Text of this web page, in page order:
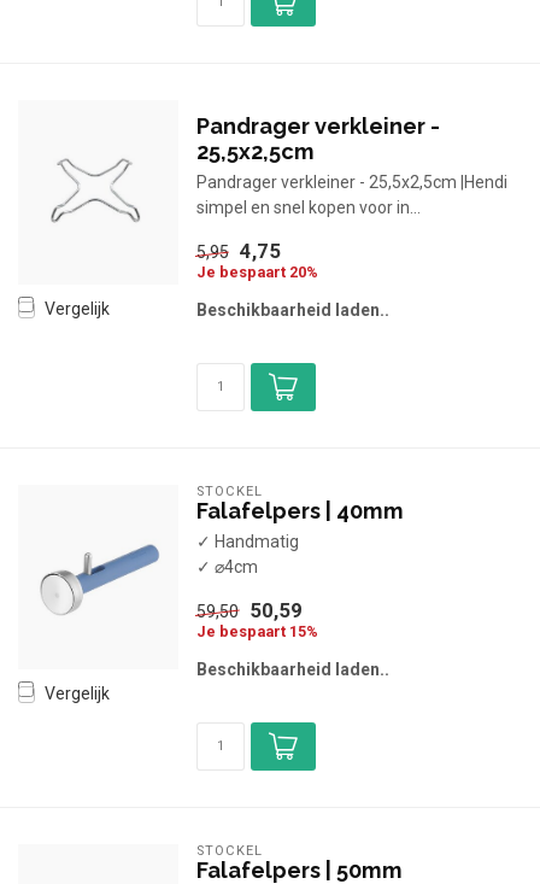
Vergelijk
Pandrager verkleiner -
25,5x2,5cm
Pandrager verkleiner - 25,5x2,5cm |Hendi
simpel en snel kopen voor in...
5,95 4,75
Je bespaart 20%
Beschikbaarheid laden..
Vergelijk
STÖCKEL
Falafelpers | 40mm
✓ Handmatig
✓ ⌀4cm
59,50 50,59
Je bespaart 15%
Beschikbaarheid laden..
STÖCKEL
Falafelpers | 50mm